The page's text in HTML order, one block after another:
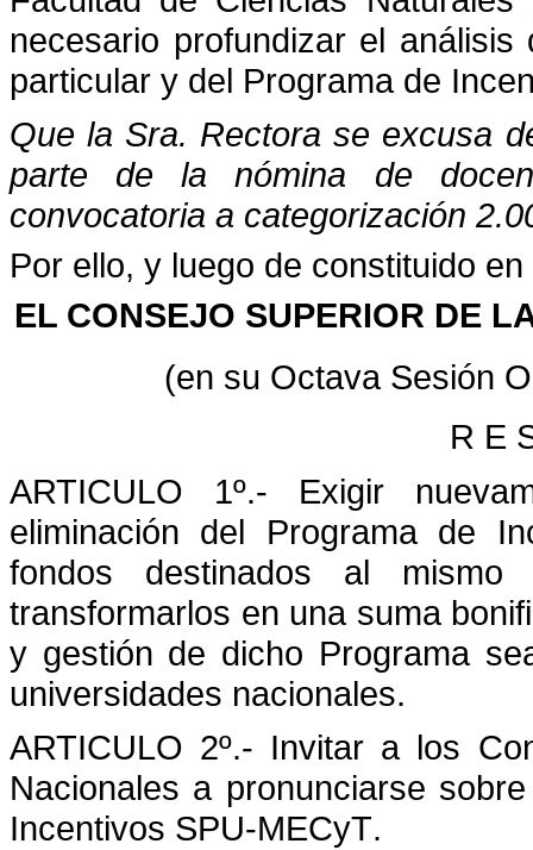
necesario profundizar el
particular y del Programa de
Que la Sra. Rectora se excusa
parte de la nómina de
convocatoria a categorización
Por ello, y luego de constituido
EL CONSEJO SUPERIOR DE
(en su Octava Sesión
R E
ARTICULO 1º.- Exigir
eliminación del Programa de
fondos destinados al
transformarlos en una suma
y gestión de dicho Programa
universidades nacionales.
ARTICULO 2º.- Invitar a los
Nacionales a pronunciarse
Incentivos SPU-MECyT.